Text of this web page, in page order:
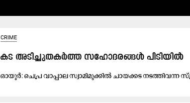
CRIME
കട അടിച്ചുതകർത്ത സഹോദരങ്ങൾ പിടിയിൽ
ഓ​യൂ​ർ: ചെ​പ്ര വാ​പ്പാ​ല സ്വാ​മി​മു​ക്കി​ൽ ചാ​യ​ക്ക​ട ന​ട​ത്തി​വ​ന്ന